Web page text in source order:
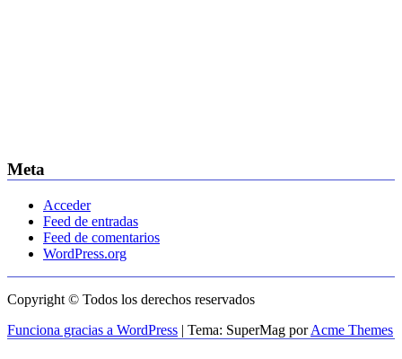
Meta
Acceder
Feed de entradas
Feed de comentarios
WordPress.org
Copyright © Todos los derechos reservados
Funciona gracias a WordPress | Tema: SuperMag porAcme Themes